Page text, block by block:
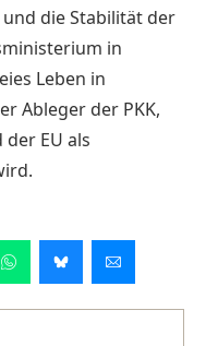
die Stabilität der
in
Leben in
Ableger der PKK,
EU als